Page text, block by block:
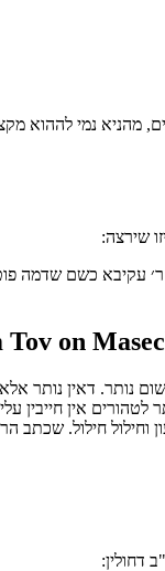
מהניא נמי לההוא
שירצה:
ר׳ עקיבא כשם
Tov on
נותר. דאין נותר
לטהורים אין חייבין
וחילול חילול.
דחולין: